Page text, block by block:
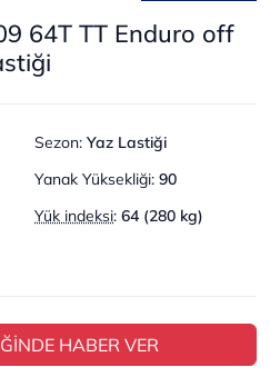
64T TT Enduro off
Sezon: Yaz Lastiği
Yanak Yüksekliği: 90
Yük indeksi: 64 (280 kg)
HABER VER